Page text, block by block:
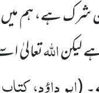
ہے، ہم میں
لیکناللہتعالیٰ
ابو داؤد،